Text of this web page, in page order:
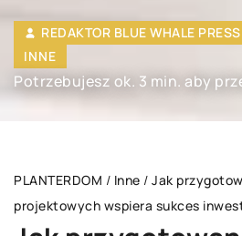
REDAKTOR BLUE WHALE PRESS
INNE
Potrzebujesz ok. 3 min. aby
PLANTERDOM / Inne / Jak
projektowych wspiera sukces